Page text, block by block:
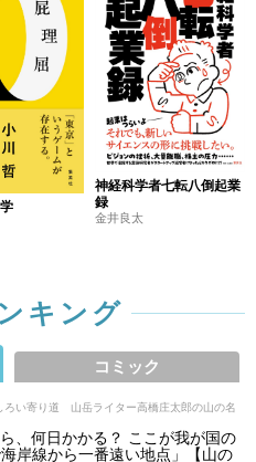
神経科学者七転八倒起業
録
金井良太
キング
コミック
ろい寄り道 山岳ライター高橋庄太郎の山の名
、何日かかる？ ここが我が国の
岸線から一番遠い地点」【山の